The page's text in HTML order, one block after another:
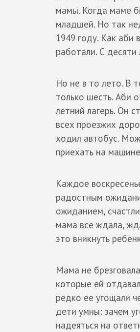
мамы. Когда маме
младшей. Но так
1949 году. Как аби
работали. С десяти
Но не в то лето. В
только шесть. Аби
летний лагерь. Он
всех проезжих
ходил автобус.
приехать на
Каждое
радостным
ожиданием,
мама все ждала,
это вникнуть
Мама не
которые ей
редко ее угощали
дети умны: зачем
надеяться на